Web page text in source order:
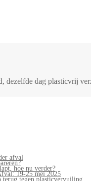
dezelfde dag plasticvrij
afval
hoe nu verder?
19-25 mei 2025
terug tegen plasticvervuiling